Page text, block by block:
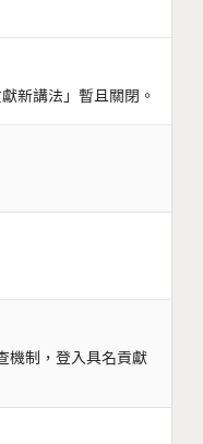
新講法」暫且關閉。
機制，登入具名貢獻